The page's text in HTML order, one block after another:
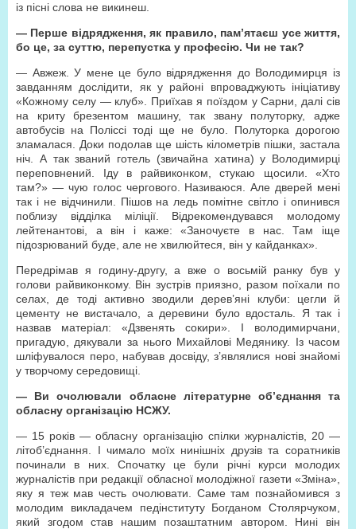
із пісні слова не викинеш.
— Перше відрядження, як правило, пам’ятаєш усе життя,
бо це, за суттю, перепустка у професію. Чи не так?
— Авжеж. У мене це було відрядження до Володимирця із
завданням дослідити, як у районі впроваджують ініціативу
«Кожному селу — клуб». Приїхав я поїздом у Сарни, далі сів
на криту брезентом машину, так звану полуторку, адже
автобусів на Поліссі тоді ще не було. Полуторка дорогою
зламалася. Доки подолав ще шість кілометрів пішки, застала
ніч. А так званий готель (звичайна хатина) у Володимирці
переповнений. Іду в райвиконком, стукаю щосили. «Хто
там?» — чую голос чергового. Називаюся. Але дверей мені
так і не відчинили. Пішов на ледь помітне світло і опинився
поблизу відділка міліції. Відрекомендувався молодому
лейтенантові, а він і каже: «Заночуєте в нас. Там іще
підозрюваний буде, але не хвилюйтеся, він у кайданках».
Передрімав я годину-другу, а вже о восьмій ранку був у
голови райвиконкому. Він зустрів приязно, разом поїхали по
селах, де тоді активно зводили дерев’яні клуби: цегли й
цементу не вистачало, а деревини було вдосталь. Я так і
назвав матеріал: «Дзвенять сокири». І володимирчани,
пригадую, дякували за нього Михайлові Медянику. Із часом
шліфувалося перо, набував досвіду, з’являлися нові знайомі
у творчому середовищі.
— Ви очолювали обласне літературне об’єднання та
обласну організацію НСЖУ.
— 15 років — обласну організацію спілки журналістів, 20 —
літоб’єднання. І чимало моїх нинішніх друзів та соратників
починали в них. Спочатку це були річні курси молодих
журналістів при редакції обласної молодіжної газети «Зміна»,
яку я теж мав честь очолювати. Саме там познайомився з
молодим викладачем педінституту Богданом Столярчуком,
який згодом став нашим позаштатним автором. Нині він